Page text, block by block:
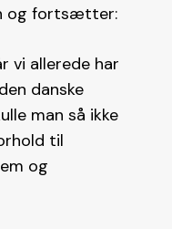
og fortsætter:
vi allerede har
danske
man så ikke
til
og